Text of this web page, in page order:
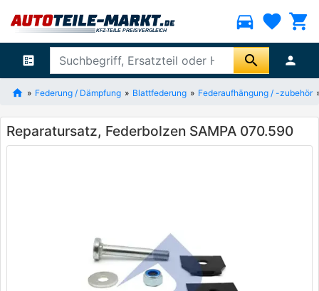
directions_car favorite shopping_cart
ballot search person
Federung / Dämpfung Blattfederung Federaufhängung / -zubehör
Reparatursatz, Federbolzen SAMPA 070.590